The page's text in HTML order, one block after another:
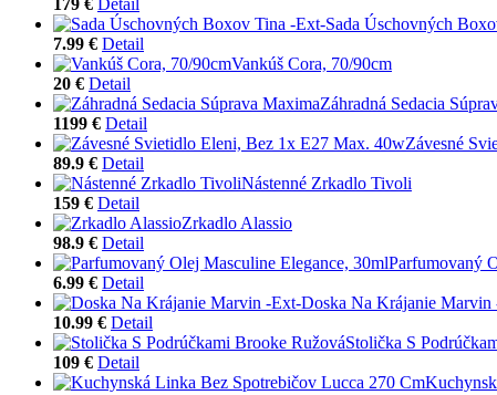
Sada Úschovných
7.99 € Detail
Vankúš Cora, 70/90cm
20 € Detail
Záhradná Sedacia
1199 € Detail
Závesné
89.9 € Detail
Nástenné Zrkadlo Tivoli
159 € Detail
Zrkadlo Alassio
98.9 € Detail
Parfumovaný
6.99 € Detail
Doska Na Krájanie Marvin
10.99 € Detail
Stolička S
109 € Detail